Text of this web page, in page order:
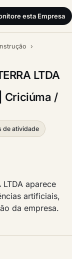
esta Empresa
›
LTDA
Criciúma /
de atividade
LTDA aparece
artificiais,
da empresa.